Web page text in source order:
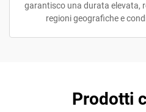
garantisco una durata elevata,
regioni geografiche e
Prodotti